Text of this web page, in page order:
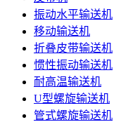
振动水平输送机
移动输送机
折叠皮带输送机
惯性振动输送机
耐高温输送机
U型螺旋输送机
管式螺旋输送机